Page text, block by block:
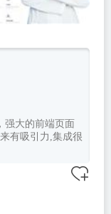
强大的前端页面
有吸引力,集成很